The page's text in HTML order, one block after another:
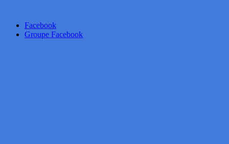
Facebook
Groupe Facebook